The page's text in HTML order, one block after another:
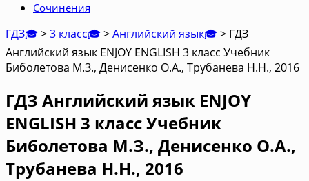
Сочинения
ГДЗ🎓>3 класс🎓>Английский язык🎓> ГДЗ
Английский язык ENJOY ENGLISH 3 класс Учебник
Биболетова М.З., Денисенко О.А., Трубанева Н.Н., 2016
ГДЗ Английский язык ENJOY
ENGLISH 3 класс Учебник
Биболетова М.З., Денисенко О.А.,
Трубанева Н.Н., 2016